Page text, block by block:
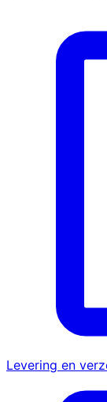
Levering en